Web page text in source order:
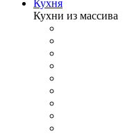
Кухня
Кухни из массива